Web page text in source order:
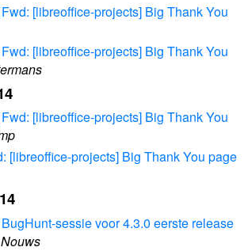
[libreoffice-projects] Big Thank You
[libreoffice-projects] Big Thank You
[libreoffice-projects] Big Thank You
[libreoffice-projects] Big Thank You page
sessie voor 4.3.0 eerste release